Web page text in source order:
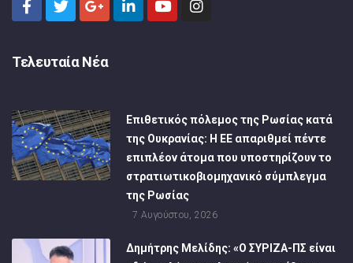
Τελευταία Νέα
Επιθετικός πόλεμος της Ρωσίας κατά
της Ουκρανίας: Η ΕΕ απαριθμεί πέντε
επιπλέον άτομα που υποστηρίζουν το
στρατιωτικοβιομηχανικό σύμπλεγμα
της Ρωσίας
7 Αυγούστου, 2026
Δημήτρης Μελίδης: «Ο ΣΥΡΙΖΑ-ΠΣ είναι